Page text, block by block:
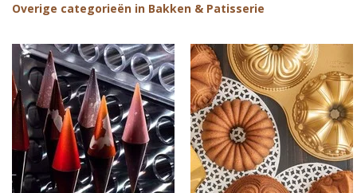
Overige categorieën in Bakken & Patisserie